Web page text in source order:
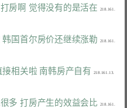
房啊 觉得没有的是活在
  218.161.
韩国首尔房价还继续涨勒
  218.161.
接相关啦 南韩房产自有
  218.161.13.
多 打房产生的效益会比
  218.161.